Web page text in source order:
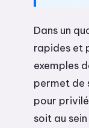
Dans un
rapides et
exemples
permet de
pour
soit au